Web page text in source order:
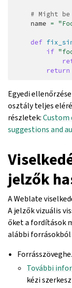
# Might
name =
def
if
return
Egyedi
osztály teljes
részletek:Custom
suggestions and
jelzők
A Weblate
A jelzők vizuális
őket a fordítások
alábbi
További
kézi